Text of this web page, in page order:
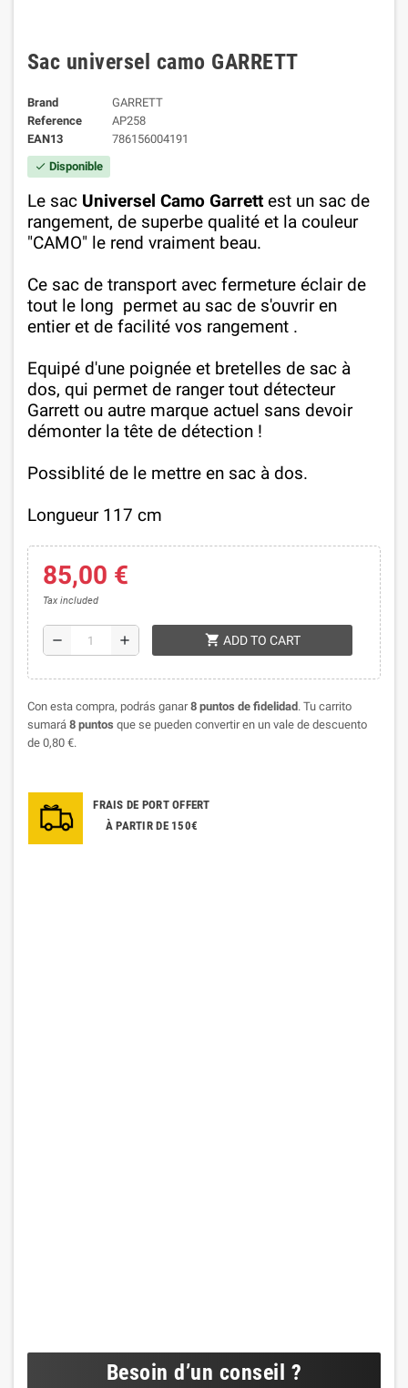
Sac universel camo GARRETT
Brand
GARRETT
Reference
AP258
EAN13
786156004191
check Disponible
Le sac Universel Camo Garrett est un sac de
rangement, de superbe qualité et la couleur
"CAMO" le rend vraiment beau.
Ce sac de transport avec fermeture éclair de
tout le long permet au sac de s'ouvrir en
entier et de facilité vos rangement .
Equipé d'une poignée et bretelles de sac à
dos, qui permet de ranger tout détecteur
Garrett ou autre marque actuel sans devoir
démonter la tête de détection !
Possiblité de le mettre en sac à dos.
Longueur 117 cm
85,00 €
Tax included
remove add shopping_cart ADD TO CART
Con esta compra, podrás ganar8 puntos de fidelidad. Tu carrito
sumará 8 puntos que se pueden convertir en un vale de descuento
de 0,80 €.
FRAIS DE PORT OFFERT
À PARTIR DE 150€
Besoin d’un conseil ?